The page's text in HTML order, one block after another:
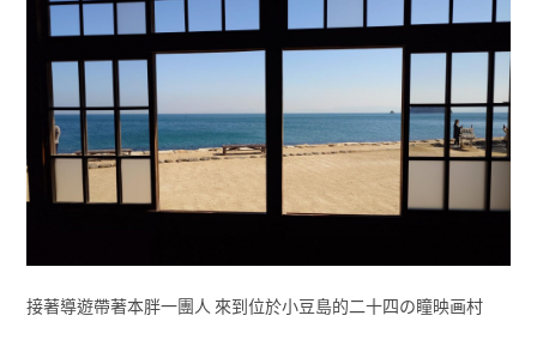
接著導遊帶著本胖一團人 來到位於小豆島的二十四の瞳映画村